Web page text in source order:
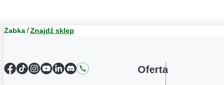
Żabka Znajdź sklep
Facebook
TikTokInstagram
YouTube
LinkedIn
DiscordKontakt Oferta